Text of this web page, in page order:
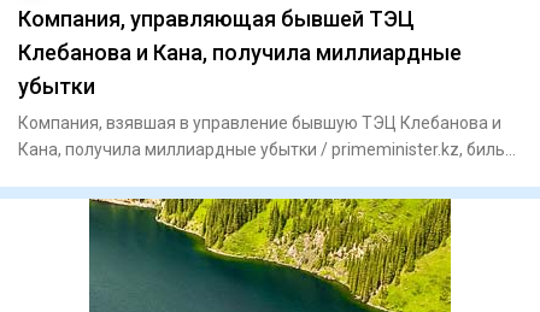
Компания, управляющая бывшей ТЭЦ
Клебанова и Кана, получила миллиардные
убытки
Компания, взявшая в управление бывшую ТЭЦ Клебанова и
Кана, получила миллиардные убытки / primeminister.kz, бильд-